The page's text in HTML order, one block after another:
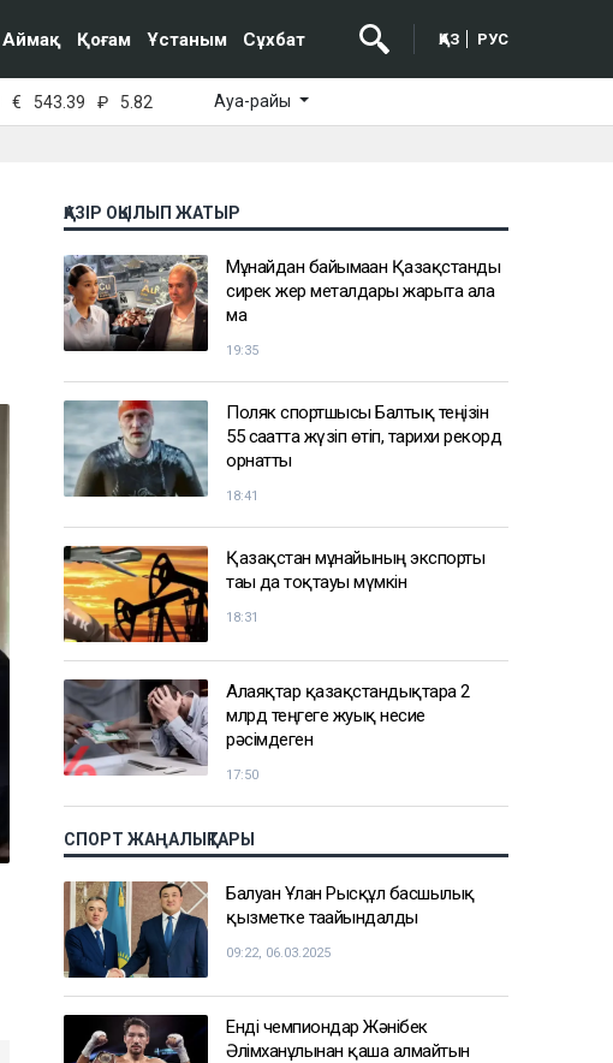
Аймақ Қоғам Ұстаным Сұхбат ҚАЗ РУС
€ 543.39 ₽ 5.82 Ауа-райы
ҚАЗІР ОҚЫЛЫП ЖАТЫР
Мұнайдан байымаған Қазақстанды
сирек жер металдары жарыта ала
ма
19:35
Поляк спортшысы Балтық теңізін
55 сағатта жүзіп өтіп, тарихи рекорд
орнатты
18:41
Қазақстан мұнайының экспорты
тағы да тоқтауы мүмкін
18:31
Алаяқтар қазақстандықтарға 2
млрд теңгеге жуық несие
рәсімдеген
17:50
СПОРТ ЖАҢАЛЫҚТАРЫ
Балуан Ұлан Рысқұл басшылық
қызметке тағайындалды
09:22, 06.03.2025
Енді чемпиондар Жәнібек
Әлімханұлынан қаша алмайтын